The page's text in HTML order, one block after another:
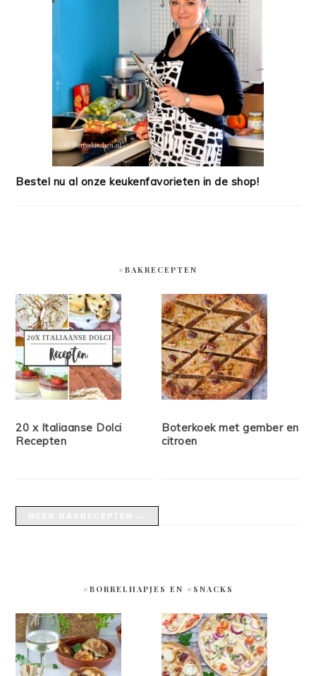
Bestel nu al onze keukenfavorieten in de shop!
#BAKRECEPTEN
20 x Italiaanse Dolci
Recepten
Boterkoek met gember en
citroen
#BORRELHAPJES EN #SNACKS